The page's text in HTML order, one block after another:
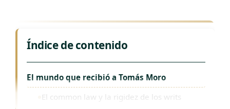
Índice de contenido
El mundo que recibió a Tomás Moro
El common law y la rigidez de los writs